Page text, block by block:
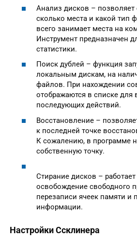
Анализ дисков – позволяет
сколько места и какой тип
всего занимает места на
Инструмент предназначен
статистики.
Поиск дублей – функция
локальным дискам, на
файлов. При нахождении
отображаются в списке для
последующих действий.
Восстановление –
к последней точке
К сожалению, в программе
собственную точку.
Стирание дисков –
освобождение свободного
перезаписи ячеек памяти и
информации.
Настройки Ссклинера